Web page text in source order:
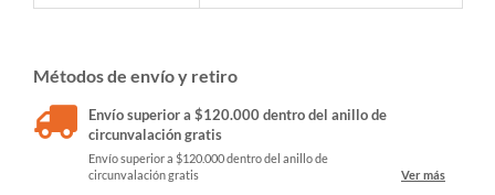
Métodos de envío y retiro
Envío superior a $120.000 dentro del anillo de
circunvalación gratis
Envío superior a $120.000 dentro del anillo de
circunvalación gratis
Ver más